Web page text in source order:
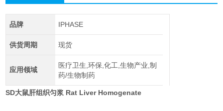
品牌 IPHASE
供货周期 现货
应用领域
医疗卫生,环保,化工,生物产业,制
药/生物制药
SD大鼠肝组织匀浆 Rat Liver Homogenate